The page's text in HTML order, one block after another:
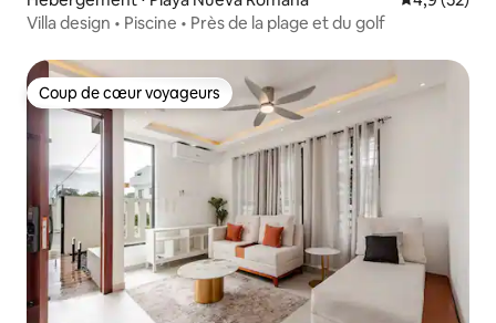
Villa design • Piscine • Près de la plage et du golf
Coup de cœur voyageurs
Coup de cœur voyageurs